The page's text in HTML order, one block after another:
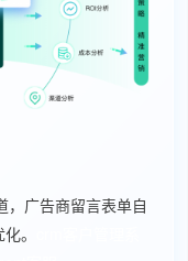
，广告商留言表单自
。